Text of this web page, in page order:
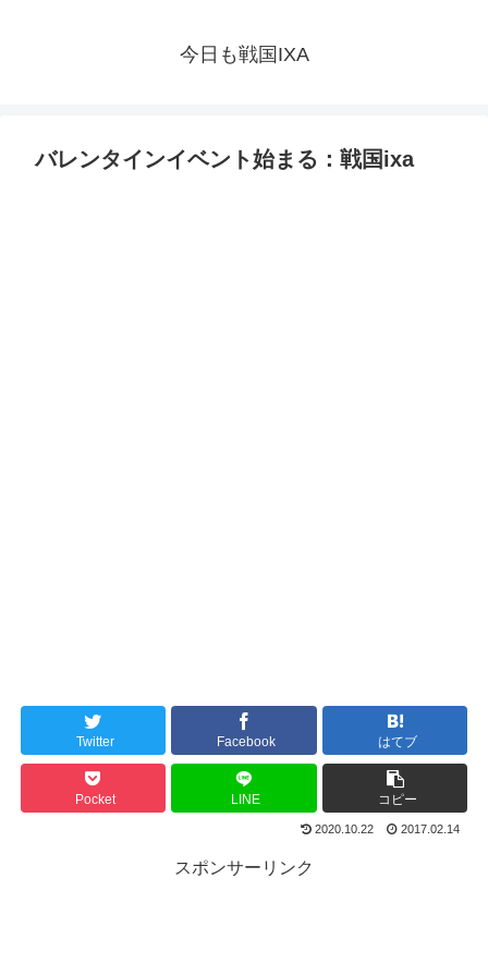
今日も戦国IXA
バレンタインイベント始まる：戦国ixa
Twitter Facebook はてブ
Pocket LINE コピー
2020.10.22 2017.02.14
スポンサーリンク